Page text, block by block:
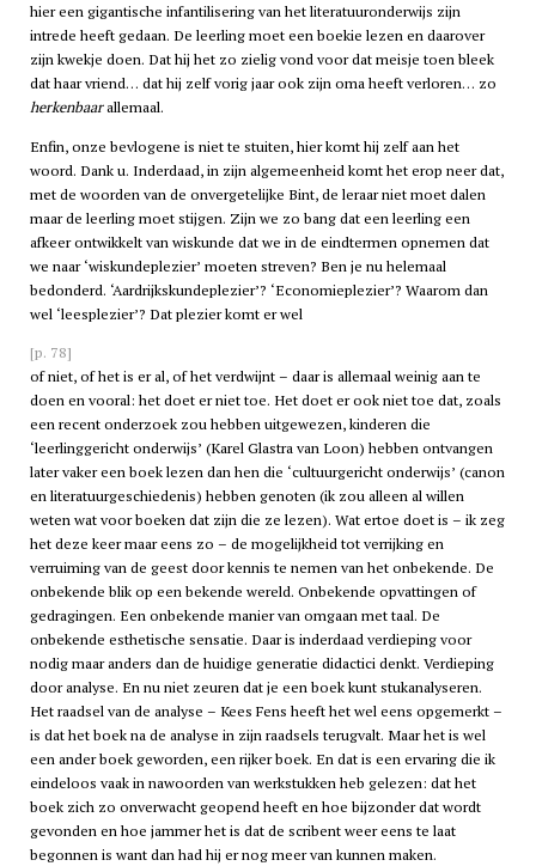
hier een gigantische infantilisering van het literatuuronderwijs zijn
intrede heeft gedaan. De leerling moet een boekie lezen en daarover
zijn kwekje doen. Dat hij het zo zielig vond voor dat meisje toen bleek
dat haar vriend… dat hij zelf vorig jaar ook zijn oma heeft verloren… zo
herkenbaarallemaal.
Enfin, onze bevlogene is niet te stuiten, hier komt hij zelf aan het
woord. Dank u. Inderdaad, in zijn algemeenheid komt het erop neer dat,
met de woorden van de onvergetelijke Bint, de leraar niet moet dalen
maar de leerling moet stijgen. Zijn we zo bang dat een leerling een
afkeer ontwikkelt van wiskunde dat we in de eindtermen opnemen dat
we naar ‘wiskundeplezier’ moeten streven? Ben je nu helemaal
bedonderd. ‘Aardrijkskundeplezier’? ‘Economieplezier’? Waarom dan
wel ‘leesplezier’? Dat plezier komt er wel
[p. 78]
of niet, of het is er al, of het verdwijnt – daar is allemaal weinig aan te
doen en vooral: het doet er niet toe. Het doet er ook niet toe dat, zoals
een recent onderzoek zou hebben uitgewezen, kinderen die
‘leerlinggericht onderwijs’ (Karel Glastra van Loon) hebben ontvangen
later vaker een boek lezen dan hen die ‘cultuurgericht onderwijs’ (canon
en literatuurgeschiedenis) hebben genoten (ik zou alleen al willen
weten wat voor boeken dat zijn die ze lezen). Wat ertoe doet is – ik zeg
het deze keer maar eens zo – de mogelijkheid tot verrijking en
verruiming van de geest door kennis te nemen van het onbekende. De
onbekende blik op een bekende wereld. Onbekende opvattingen of
gedragingen. Een onbekende manier van omgaan met taal. De
onbekende esthetische sensatie. Daar is inderdaad verdieping voor
nodig maar anders dan de huidige generatie didactici denkt. Verdieping
door analyse. En nu niet zeuren dat je een boek kunt stukanalyseren.
Het raadsel van de analyse – Kees Fens heeft het wel eens opgemerkt –
is dat het boek na de analyse in zijn raadsels terugvalt. Maar het is wel
een ander boek geworden, een rijker boek. En dat is een ervaring die ik
eindeloos vaak in nawoorden van werkstukken heb gelezen: dat het
boek zich zo onverwacht geopend heeft en hoe bijzonder dat wordt
gevonden en hoe jammer het is dat de scribent weer eens te laat
begonnen is want dan had hij er nog meer van kunnen maken.